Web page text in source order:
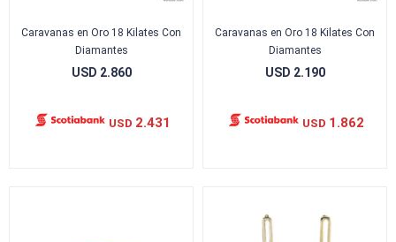
Caravanas en Oro 18 Kilates Con
Diamantes
USD 2.860
USD 2.431
Caravanas en Oro 18 Kilates Con
Diamantes
USD 2.190
USD 1.862